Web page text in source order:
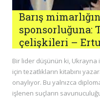
Barış
sponsorluğuna:
çelişkileri –
Bir lider düşünün ki, Ukrayna
için tezatlıkların kitabını
onaylıyor. Bu yalnızca
işlenen suçların